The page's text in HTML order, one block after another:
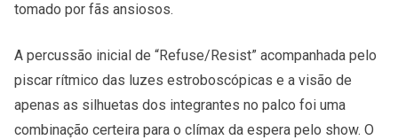
tomado por fãs ansiosos.
A percussão inicial de “Refuse/Resist” acompanhada pelo
piscar rítmico das luzes estroboscópicas e a visão de
apenas as silhuetas dos integrantes no palco foi uma
combinação certeira para o clímax da espera pelo show. O